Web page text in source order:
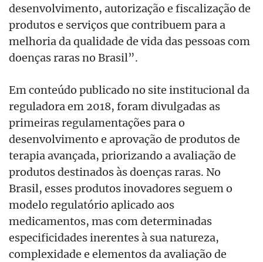
desenvolvimento, autorização e fiscalização de
produtos e serviços que contribuem para a
melhoria da qualidade de vida das pessoas com
doenças raras no Brasil”.
Em conteúdo publicado no site institucional da
reguladora em 2018, foram divulgadas as
primeiras regulamentações para o
desenvolvimento e aprovação de produtos de
terapia avançada, priorizando a avaliação de
produtos destinados às doenças raras. No
Brasil, esses produtos inovadores seguem o
modelo regulatório aplicado aos
medicamentos, mas com determinadas
especificidades inerentes à sua natureza,
complexidade e elementos da avaliação de